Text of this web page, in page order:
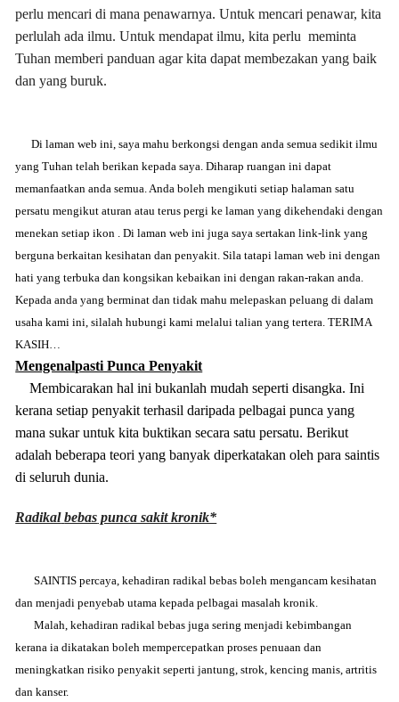
perlu mencari di mana penawarnya. Untuk mencari penawar, kita
perlulah ada ilmu. Untuk mendapat ilmu, kita perlu meminta
Tuhan memberi panduan agar kita dapat membezakan yang baik
dan yang buruk.
Di laman web ini, saya mahu berkongsi dengan anda semua sedikit ilmu
yang Tuhan telah berikan kepada saya. Diharap ruangan ini dapat
memanfaatkan anda semua. Anda boleh mengikuti setiap halaman satu
persatu mengikut aturan atau terus pergi ke laman yang dikehendaki dengan
menekan setiap ikon . Di laman web ini juga saya sertakan link-link yang
berguna berkaitan kesihatan dan penyakit. Sila tatapi laman web ini dengan
hati yang terbuka dan kongsikan kebaikan ini dengan rakan-rakan anda.
Kepada anda yang berminat dan tidak mahu melepaskan peluang di dalam
usaha kami ini, silalah hubungi kami melalui talian yang tertera. TERIMA
KASIH…
Mengenalpasti Punca Penyakit
Membicarakan hal ini bukanlah mudah seperti disangka. Ini
kerana setiap penyakit terhasil daripada pelbagai punca yang
mana sukar untuk kita buktikan secara satu persatu. Berikut
adalah beberapa teori yang banyak diperkatakan oleh para saintis
di seluruh dunia.
Radikal bebas punca sakit kronik*
SAINTIS percaya, kehadiranradikal bebas boleh mengancam kesihatan
dan menjadi penyebab utama kepada pelbagai masalah kronik.
Malah, kehadiranradikal bebas juga sering menjadi kebimbangan
kerana ia dikatakan boleh mempercepatkan proses penuaan dan
meningkatkan risiko penyakit seperti jantung, strok, kencing manis, artritis
dan kanser.